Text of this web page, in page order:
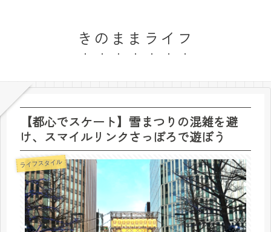
きのままライフ
【都心でスケート】雪まつりの混雑を避
け、スマイルリンクさっぽろで遊ぼう
ライフスタイル